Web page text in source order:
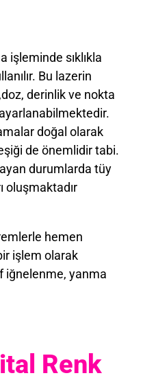
işleminde sıklıkla
Bu lazerin
derinlik ve nokta
doğal olarak
eşiği de önemlidir tabi.
durumlarda tüy
oluşmaktadır
hemen
işlem olarak
iğnelenme, yanma
Renk